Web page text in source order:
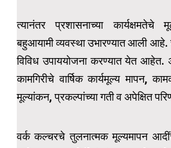
त्यानंतर प्रशासनाच्या कार्यक्षमतेचे
बहुआयामी व्यवस्था उभारण्यात आली आहे.
विविध उपाययोजना करण्यात येत आहेत.
कामगिरीचे वार्षिक कार्यमूल्य मापन,
मूल्यांकन, प्रकल्पांच्या गती व अपेक्षित
वर्क कल्चरचे तुलनात्मक मूल्यमापन